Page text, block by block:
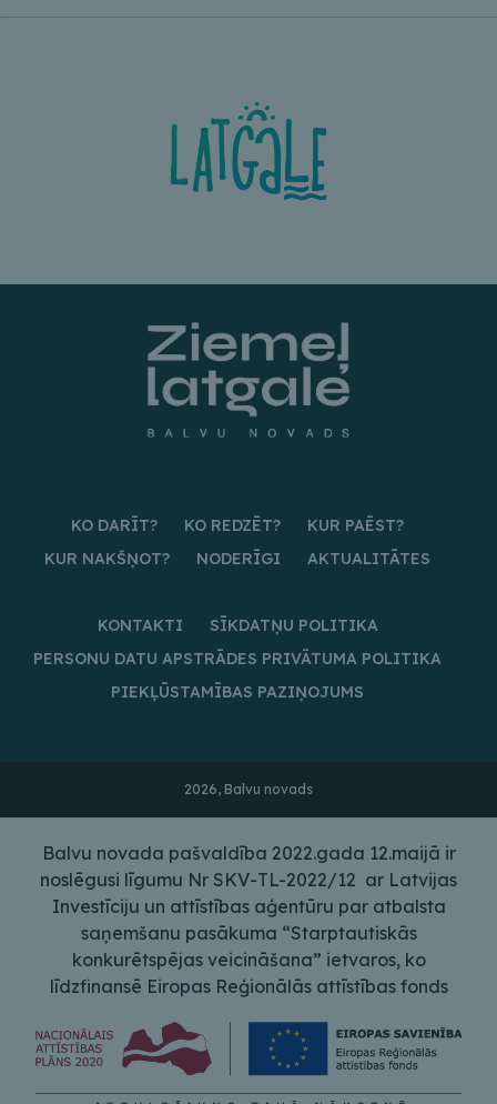
KO DARĪT? KO REDZĒT?
KUR PAĒST?
KUR NAKŠŅOT?
NODERĪGI AKTUALITĀTES
KONTAKTI
SĪKDATŅU POLITIKA
PERSONU DATU APSTRĀDES PRIVĀTUMA POLITIKA
PIEKĻŪSTAMĪBAS PAZIŅOJUMS
2026, Balvu novads
Balvu novada pašvaldība 2022.gada 12.maijā ir
noslēgusi līgumu Nr SKV-TL-2022/12 ar Latvijas
Investīciju un attīstības aģentūru par atbalsta
saņemšanu pasākuma “Starptautiskās
konkurētspējas veicināšana” ietvaros, ko
līdzfinansē Eiropas Reģionālās attīstības fonds